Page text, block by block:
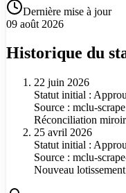
Dernière mise à jour
09 août 2026
Historique du
22 juin 2026
Statut initial :
Source : mclu-scrape
Réconciliation
25 avril 2026
Statut initial :
Source : mclu-
Nouveau